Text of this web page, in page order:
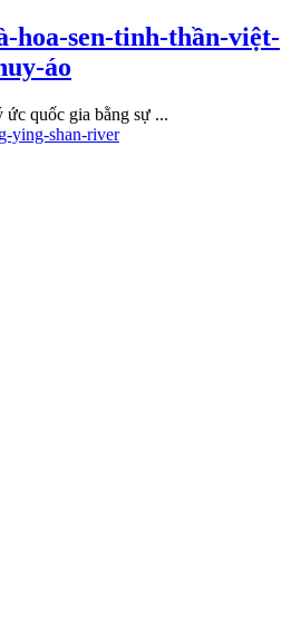
hoa-sen-tinh-thần-việt-
áo
quốc gia bằng sự ...